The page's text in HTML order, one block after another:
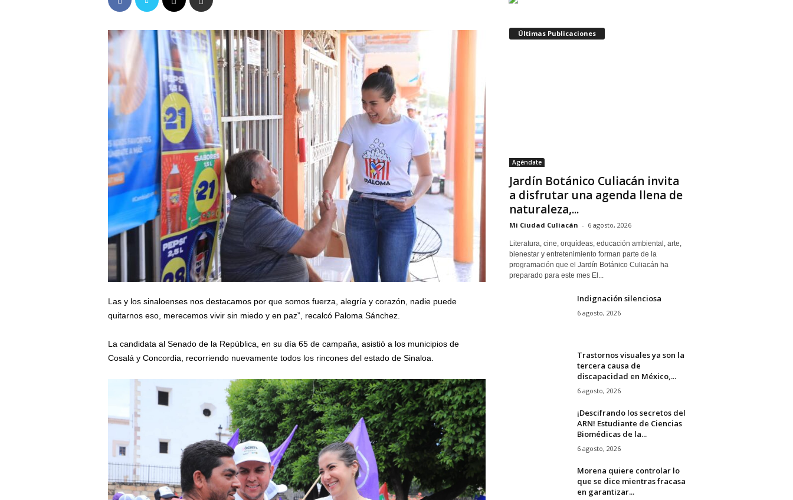
Las y los sinaloenses nos destacamos por que somos fuerza, alegría y corazón, nadie puede
quitarnos eso, merecemos vivir sin miedo y en paz”, recalcó Paloma Sánchez.
La candidata al Senado de la República, en su día 65 de campaña, asistió a los municipios de
Cosalá y Concordia, recorriendo nuevamente todos los rincones del estado de Sinaloa.
Últimas Publicaciones
Agéndate
Jardín Botánico Culiacán invita
a disfrutar una agenda llena de
naturaleza,...
Mi Ciudad Culiacán - 6 agosto, 2026
Literatura, cine, orquídeas, educación ambiental, arte,
bienestar y entretenimiento forman parte de la
programación que el Jardín Botánico Culiacán ha
preparado para este mes El...
Indignación silenciosa
6 agosto, 2026
Trastornos visuales ya son la
tercera causa de
discapacidad en México,...
6 agosto, 2026
¡Descifrando los secretos del
ARN! Estudiante de Ciencias
Biomédicas de la...
6 agosto, 2026
Morena quiere controlar lo
que se dice mientras fracasa
en garantizar...